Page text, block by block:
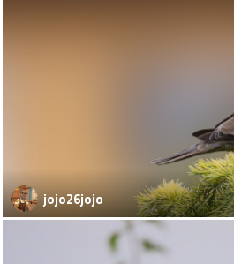
jojo26jojo